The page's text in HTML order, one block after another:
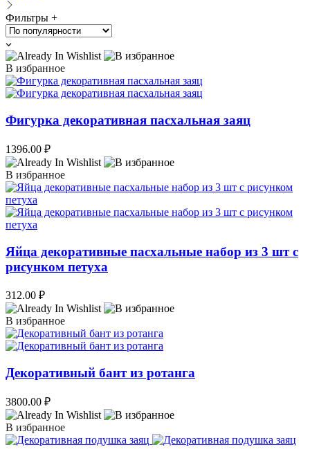
Фильтры +
В избранное
Фигурка декоративная пасхальная заяц
1396.00 ₽
В избранное
Яйца декоративные пасхальные набор из 3 шт с
рисунком петуха
312.00 ₽
В избранное
Декоративный бант из ротанга
3800.00 ₽
В избранное